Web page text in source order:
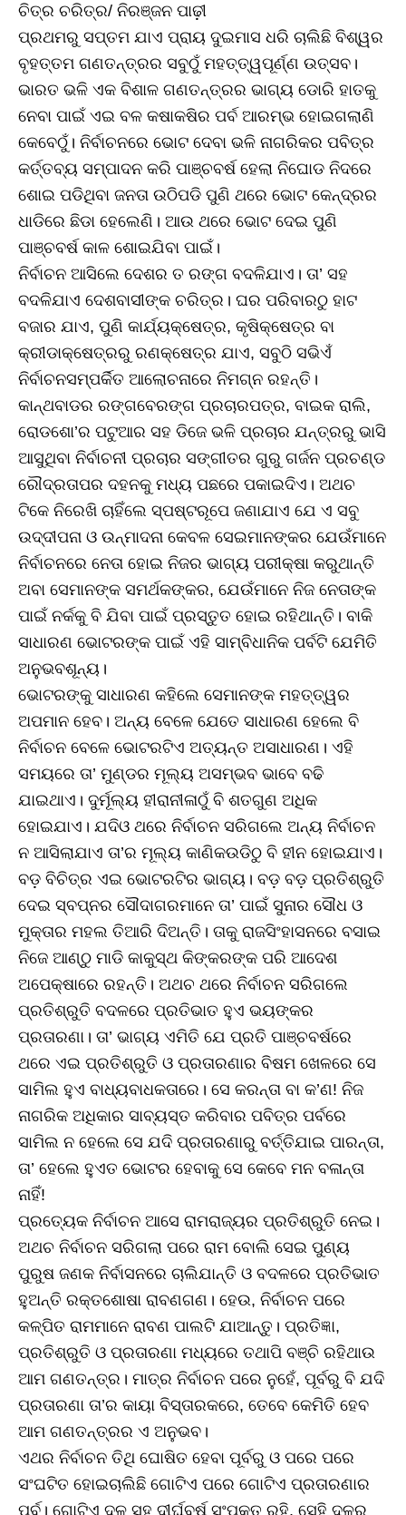
ଚିତ୍ର ଚରିତ୍ର/ ନିରଞ୍ଜନ ପାଢ଼ୀ
ପ୍ରଥମରୁ ସପ୍ତମ ଯାଏ ପ୍ରାୟ ଦୁଇମାସ ଧରି ଚାଲିଛି ବିଶ୍ୱର
ବୃହତ୍ତମ ଗଣତନ୍ତ୍ରର ସବୁଠୁଁ ମହତ୍ତ୍ୱପୂର୍ଣ୍ଣ ଉତ୍ସବ।
ଭାରତ ଭଳି ଏକ ବିଶାଳ ଗଣତନ୍ତ୍ରର ଭାଗ୍ୟ ଡୋରି ହାତକୁ
ନେବା ପାଇଁ ଏଇ ବଳ କଷାକଷିର ପର୍ବ ଆରମ୍ଭ ହୋଇଗଲାଣି
କେବେଠୁଁ। ନିର୍ବାଚନରେ ଭୋଟ ଦେବା ଭଳି ନାଗରିକର ପବିତ୍ର
କର୍ତ୍ତବ୍ୟ ସମ୍ପାଦନ କରି ପାଞ୍ଚବର୍ଷ ହେଲା ନିଘୋଡ ନିଦରେ
ଶୋଇ ପଡିଥିବା ଜନତା ଉଠିପଡି ପୁଣି ଥରେ ଭୋଟ କେନ୍ଦ୍ରର
ଧାଡିରେ ଛିଡା ହେଲେଣି। ଆଉ ଥରେ ଭୋଟ ଦେଇ ପୁଣି
ପାଞ୍ଚବର୍ଷ କାଳ ଶୋଇଯିବା ପାଇଁ।
ନିର୍ବାଚନ ଆସିଲେ ଦେଶର ତ ରଙ୍ଗ ବଦଳିଯାଏ। ତା’ ସହ
ବଦଳିଯାଏ ଦେଶବାସୀଙ୍କ ଚରିତ୍ର। ଘର ପରିବାରଠୁ ହାଟ
ବଜାର ଯାଏ, ପୁଣି କାର୍ଯ୍ୟକ୍ଷେତ୍ର, କୃଷିକ୍ଷେତ୍ର ବା
କ୍ରୀଡାକ୍ଷେତ୍ରରୁ ରଣକ୍ଷେତ୍ର ଯାଏ, ସବୁଠି ସଭିଏଁ
ନିର୍ବାଚନସମ୍ପର୍କିତ ଆଲୋଚନାରେ ନିମଗ୍ନ ରହନ୍ତି।
କାନ୍ଥବାଡର ରଙ୍ଗବେରଙ୍ଗ ପ୍ରଚାରପତ୍ର, ବାଇକ ରାଲି,
ରୋଡଶୋ’ର ପଟୁଆର ସହ ଡିଜେ ଭଳି ପ୍ରଚାର ଯନ୍ତ୍ରରୁ ଭାସି
ଆସୁଥିବା ନିର୍ବାଚନୀ ପ୍ରଚାର ସଙ୍ଗୀତର ଗୁରୁ ଗର୍ଜନ ପ୍ରଚଣ୍ଡ
ରୌଦ୍ରତାପର ଦହନକୁ ମଧ୍ୟ ପଛରେ ପକାଇଦିଏ। ଅଥଚ
ଟିକେ ନିରେଖି ଚାହିଁଲେ ସ୍ପଷ୍ଟରୂପେ ଜଣାଯାଏ ଯେ ଏ ସବୁ
ଉଦ୍ଦୀପନା ଓ ଉନ୍ମାଦନା କେବଳ ସେଇମାନଙ୍କର ଯେଉଁମାନେ
ନିର୍ବାଚନରେ ନେତା ହୋଇ ନିଜର ଭାଗ୍ୟ ପରୀକ୍ଷା କରୁଥାନ୍ତି
ଅବା ସେମାନଙ୍କ ସମର୍ଥକଙ୍କର, ଯେଉଁମାନେ ନିଜ ନେତାଙ୍କ
ପାଇଁ ନର୍କକୁ ବି ଯିବା ପାଇଁ ପ୍ରସ୍ତୁତ ହୋଇ ରହିଥାନ୍ତି। ବାକି
ସାଧାରଣ ଭୋଟରଙ୍କ ପାଇଁ ଏହି ସାମ୍ବିଧାନିକ ପର୍ବଟି ଯେମିତି
ଅନୁଭବଶୂନ୍ୟ।
ଭୋଟରଙ୍କୁ ସାଧାରଣ କହିଲେ ସେମାନଙ୍କ ମହତ୍ତ୍ୱର
ଅପମାନ ହେବ। ଅନ୍ୟ ବେଳେ ଯେତେ ସାଧାରଣ ହେଲେ ବି
ନିର୍ବାଚନ ବେଳେ ଭୋଟରଟିଏ ଅତ୍ୟନ୍ତ ଅସାଧାରଣ। ଏହି
ସମୟରେ ତା’ ମୁଣ୍ଡର ମୂଲ୍ୟ ଅସମ୍ଭବ ଭାବେ ବଢି
ଯାଇଥାଏ। ଦୁର୍ମୂଲ୍ୟ ହୀରାନୀଳାଠୁଁ ବି ଶତଗୁଣ ଅଧିକ
ହୋଇଯାଏ। ଯଦିଓ ଥରେ ନିର୍ବାଚନ ସରିଗଲେ ଅନ୍ୟ ନିର୍ବାଚନ
ନ ଆସିଲାଯାଏ ତା’ର ମୂଲ୍ୟ କାଣିକଉଡିଠୁ ବି ହୀନ ହୋଇଯାଏ।
ବଡ଼ ବିଚିତ୍ର ଏଇ ଭୋଟରଟିର ଭାଗ୍ୟ। ବଡ଼ ବଡ଼ ପ୍ରତିଶ୍ରୁତି
ଦେଇ ସ୍ବପ୍ନର ସୌଦାଗରମାନେ ତା’ ପାଇଁ ସୁନାର ସୌଧ ଓ
ମୁକ୍ତାର ମହଲ ତିଆରି ଦିଅନ୍ତି। ତାକୁ ରାଜସିଂହାସନରେ ବସାଇ
ନିଜେ ଆଣ୍ଠୁ ମାଡି କାକୁସ୍ଥ କିଙ୍କରଙ୍କ ପରି ଆଦେଶ
ଅପେକ୍ଷାରେ ରହନ୍ତି। ଅଥଚ ଥରେ ନିର୍ବାଚନ ସରିଗଲେ
ପ୍ରତିଶ୍ରୁତି ବଦଳରେ ପ୍ରତିଭାତ ହୁଏ ଭୟଙ୍କର
ପ୍ରତାରଣା। ତା’ ଭାଗ୍ୟ ଏମିତି ଯେ ପ୍ରତି ପାଞ୍ଚବର୍ଷରେ
ଥରେ ଏଇ ପ୍ରତିଶ୍ରୁତି ଓ ପ୍ରତାରଣାର ବିଷମ ଖେଳରେ ସେ
ସାମିଲ ହୁଏ ବାଧ୍ୟବାଧକତାରେ। ସେ କରନ୍ତା ବା କ’ଣ! ନିଜ
ନାଗରିକ ଅଧିକାର ସାବ୍ୟସ୍ତ କରିବାର ପବିତ୍ର ପର୍ବରେ
ସାମିଲ ନ ହେଲେ ସେ ଯଦି ପ୍ରତାରଣାରୁ ବର୍ତ୍ତିଯାଇ ପାରନ୍ତା,
ତା’ ହେଲେ ହୁଏତ ଭୋଟର ହେବାକୁ ସେ କେବେ ମନ ବଳାନ୍ତା
ନାହିଁ!
ପ୍ରତ୍ୟେକ ନିର୍ବାଚନ ଆସେ ରାମରାଜ୍ୟର ପ୍ରତିଶ୍ରୁତି ନେଇ।
ଅଥଚ ନିର୍ବାଚନ ସରିଗଲା ପରେ ରାମ ବୋଲି ସେଇ ପୁଣ୍ୟ
ପୁରୁଷ ଜଣକ ନିର୍ବାସନରେ ଚାଲିଯାନ୍ତି ଓ ବଦଳରେ ପ୍ରତିଭାତ
ହୁଅନ୍ତି ରକ୍ତଶୋଷା ରାବଣଗଣ। ହେଉ, ନିର୍ବାଚନ ପରେ
କଳ୍ପିତ ରାମମାନେ ରାବଣ ପାଲଟି ଯାଆନ୍ତୁ। ପ୍ରତିଜ୍ଞା,
ପ୍ରତିଶ୍ରୁତି ଓ ପ୍ରତାରଣା ମଧ୍ୟରେ ତଥାପି ବଞ୍ଚି ରହିଥାଉ
ଆମ ଗଣତନ୍ତ୍ର। ମାତ୍ର ନିର୍ବାଚନ ପରେ ନୁହେଁ, ପୂର୍ବରୁ ବି ଯଦି
ପ୍ରତାରଣା ତା’ର କାୟା ବିସ୍ତାରକରେ, ତେବେ କେମିତି ହେବ
ଆମ ଗଣତନ୍ତ୍ରର ଏ ଅନୁଭବ।
ଏଥର ନିର୍ବାଚନ ତିଥି ଘୋଷିତ ହେବା ପୂର୍ବରୁ ଓ ପରେ ପରେ
ସଂଘଟିତ ହୋଇଚାଲିଛି ଗୋଟିଏ ପରେ ଗୋଟିଏ ପ୍ରତାରଣାର
ପର୍ବ। ଗୋଟିଏ ଦଳ ସହ ଦୀର୍ଘବର୍ଷ ସଂପୃକ୍ତ ରହି, ସେହି ଦଳର